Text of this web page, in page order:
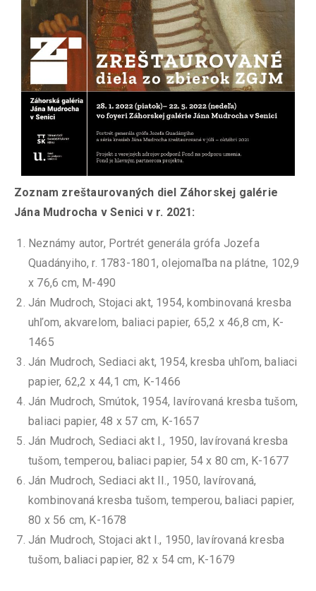
Zoznam zreštaurovaných diel Záhorskej galérie
Jána Mudrocha v Senici v r. 2021:
Neznámy autor, Portrét generála grófa Jozefa
Quadányiho, r. 1783-1801, olejomaľba na plátne, 102,9
x 76,6 cm, M-490
Ján Mudroch, Stojaci akt, 1954, kombinovaná kresba
uhľom, akvarelom, baliaci papier, 65,2 x 46,8 cm, K-
1465
Ján Mudroch, Sediaci akt, 1954, kresba uhľom, baliaci
papier, 62,2 x 44,1 cm, K-1466
Ján Mudroch, Smútok, 1954, lavírovaná kresba tušom,
baliaci papier, 48 x 57 cm, K-1657
Ján Mudroch, Sediaci akt I., 1950, lavírovaná kresba
tušom, temperou, baliaci papier, 54 x 80 cm, K-1677
Ján Mudroch, Sediaci akt II., 1950, lavírovaná,
kombinovaná kresba tušom, temperou, baliaci papier,
80 x 56 cm, K-1678
Ján Mudroch, Stojaci akt I., 1950, lavírovaná kresba
tušom, baliaci papier, 82 x 54 cm, K-1679